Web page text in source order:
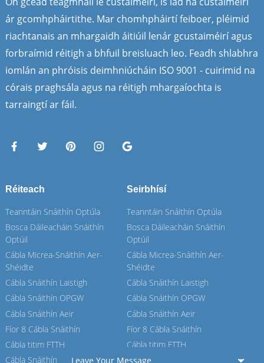
ár gcomhpháirtithe. Mar chomhpháirtí feiboer, pléimid
riachtanais an mhargaidh áitiúil lenár gcustaiméirí agus
forbraímid réitigh a bhfuil breisluach leo. Feadh shlabhra
iomlán an phróisis deimhniúcháin ISO 9001 - cuirimid na
córais praghsála agus na réitigh mhargaíochta is
tarraingtí ar fáil.
Réiteach
Teanntáin Snáithín Optúla
Bosca Dáileacháin Snáithín
Optúil
Cábla Micrea-Snáithín Aer-
Shéidte
Cábla Snáithín Laistigh
Cábla Snáithín OPGW
Cábla Snáithín Aeir
Fíor 8 Cábla Snáithín
Cábla titim FTTH
Cábla Snáithín ASU
Seirbhísí
Teanntáin Snáithín Optúla
Bosca Dáileacháin Snáithín
Optúil
Cábla Micrea-Snáithín Aer-
Shéidte
Cábla Snáithín Laistigh
Cábla Snáithín OPGW
Cábla Snáithín Aeir
Fíor 8 Cábla Snáithín
Cábla titim FTTH
Cábla Snáithín ASU
Leave Your Message